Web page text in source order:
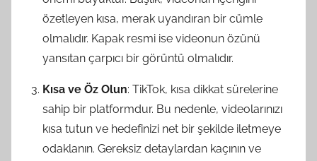
özetleyen kısa, merak uyandıran bir cümle
olmalıdır. Kapak resmi ise videonun özünü
yansıtan çarpıcı bir görüntü olmalıdır.
Kısa ve Öz Olun: TikTok, kısa dikkat sürelerine
sahip bir platformdur. Bu nedenle, videolarınızı
kısa tutun ve hedefinizi net bir şekilde iletmeye
odaklanın. Gereksiz detaylardan kaçının ve